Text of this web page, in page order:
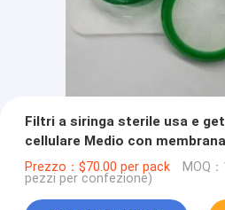
Filtri a siringa sterile usa e
cellulare Medio con
mm confezionati
Prezzo：$70.00 per pack MOQ
pezzi per confezione)